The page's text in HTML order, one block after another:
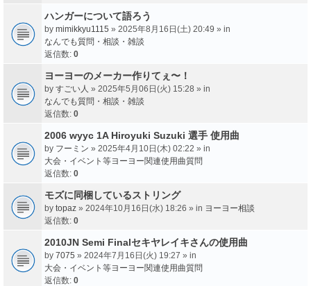
ハンガーについて語ろう
by mimikkyu1115 » 2025年8月16日(土) 20:49 » in
なんでも質問・相談・雑談
返信数: 0
ヨーヨーのメーカー作りてぇ〜！
by すごい人 » 2025年5月06日(火) 15:28 » in
なんでも質問・相談・雑談
返信数: 0
2006 wyyc 1A Hiroyuki Suzuki 選手 使用曲
by フーミン » 2025年4月10日(木) 02:22 » in
大会・イベント等ヨーヨー関連使用曲質問
返信数: 0
モズに同梱しているストリング
by topaz » 2024年10月16日(水) 18:26 » in ヨーヨー相談
返信数: 0
2010JN Semi Finalセキヤレイキさんの使用曲
by 7075 » 2024年7月16日(火) 19:27 » in
大会・イベント等ヨーヨー関連使用曲質問
返信数: 0